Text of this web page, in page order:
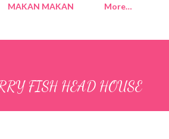
MAKAN MAKAN More…
FISH HEAD HOUSE